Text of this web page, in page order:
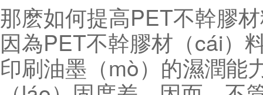
那麽如何提高PET不幹膠
因為PET不幹膠材（cái）
印刷油墨（mò）的濕潤能